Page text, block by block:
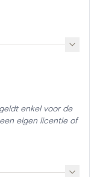
enkel voor de
eigen licentie of